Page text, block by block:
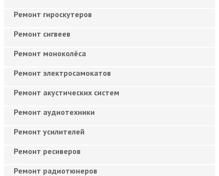
Ремонт гироскутеров
Ремонт сигвеев
Ремонт моноколёса
Ремонт электросамокатов
Ремонт акустических систем
Ремонт аудиотехники
Ремонт усилителей
Ремонт ресиверов
Ремонт радиотюнеров